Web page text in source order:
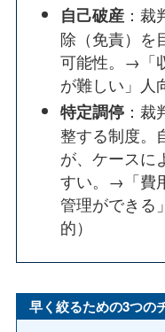
自己破産 ：
除（免責）を
可能性。→「
が難しい」人
特定調停 ：
整する制度。
が、ケースに
すい。→「費
管理ができる
的）
早く絞るための3つの